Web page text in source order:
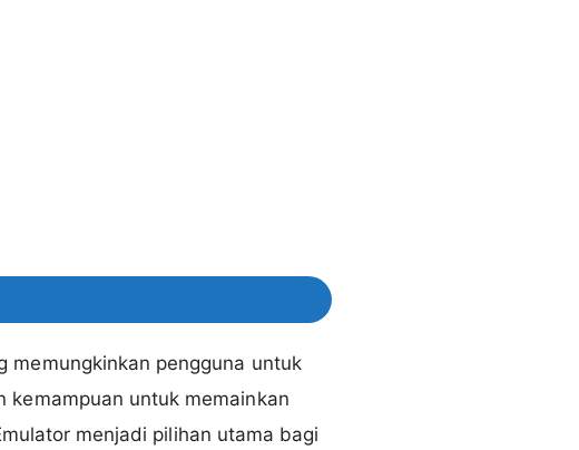
memungkinkan pengguna untuk
kemampuan untuk memainkan
menjadi pilihan utama bagi